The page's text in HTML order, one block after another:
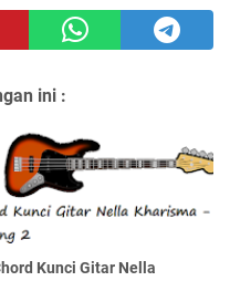
ini :
Kunci Gitar Nella